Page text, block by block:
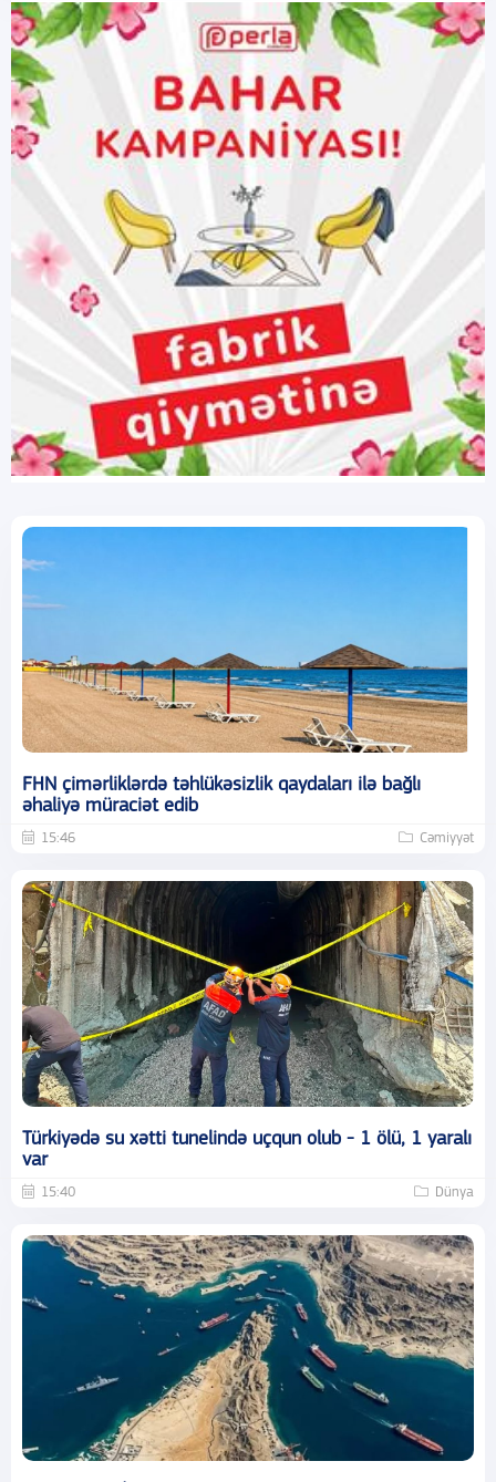
FHN çimərliklərdə təhlükəsizlik qaydaları ilə bağlı
əhaliyə müraciət edib
15:46 Cəmiyyət
Türkiyədə su xətti tunelində uçqun olub - 1 ölü, 1 yaralı
var
15:40 Dünya